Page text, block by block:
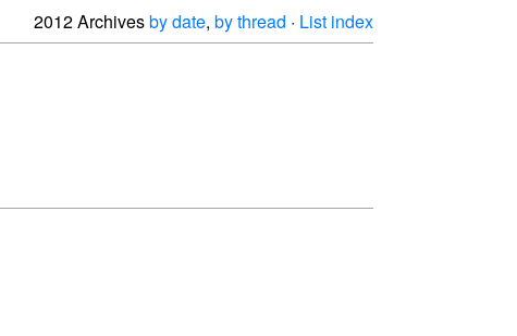
2012 Archivesby date, by thread · List index